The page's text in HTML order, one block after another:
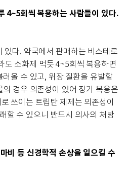
4~5회씩 복용하는 사람들이 있다.
있다. 약국에서 판매하는 비스테로
도 소화제 먹듯 4~5회씩 복용하면
올 수 있고, 위장 질환을 유발할
경우 의존성이 있어 장기 복용은
쓰이는 트립탄 제제는 의존성이
할 수 있으니 반드시 의사의 처방
비 등 신경학적 손상을 일으킬 수